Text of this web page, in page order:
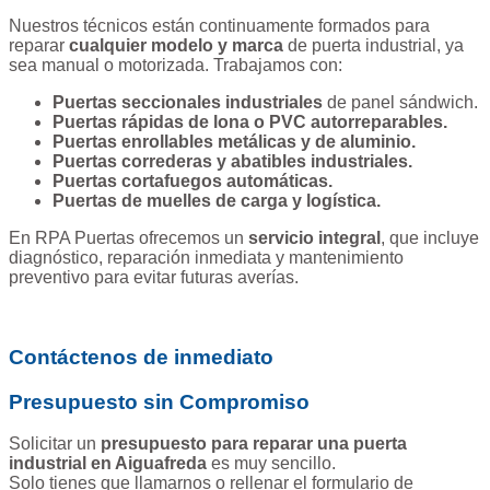
Nuestros técnicos están continuamente formados para
reparar cualquier modelo y marca de puerta industrial, ya
sea manual o motorizada. Trabajamos con:
Puertas seccionales industriales de panel sándwich.
Puertas rápidas de lona o PVC autorreparables.
Puertas enrollables metálicas y de aluminio.
Puertas correderas y abatibles industriales.
Puertas cortafuegos automáticas.
Puertas de muelles de carga y logística.
En RPA Puertas ofrecemos un servicio integral , que incluye
diagnóstico, reparación inmediata y mantenimiento
preventivo para evitar futuras averías.
Contáctenos de inmediato
Presupuesto sin Compromiso
Solicitar un presupuesto para reparar una puerta
industrial en Aiguafreda es muy sencillo.
Solo tienes que llamarnos o rellenar el formulario de